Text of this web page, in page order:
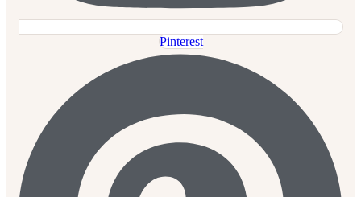
Pinterest